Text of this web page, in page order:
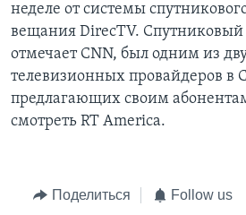
неделе от системы
вещания DirecTV. Спутниковый
отмечает CNN, был одним из
телевизионных провайдеров в
предлагающих своим
смотреть RT America.
Поделиться Follow us